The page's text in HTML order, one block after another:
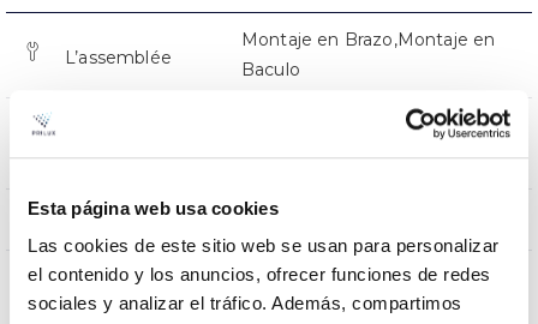
Esta página web usa cookies
Las cookies de este sitio web se usan para personalizar
el contenido y los anuncios, ofrecer funciones de redes
sociales y analizar el tráfico. Además, compartimos
L’assemblée
Montaje en Brazo,Montaje en
Baculo
vent
Dimensions 640x280x112
Position de
montage
BACULO,BRAZO